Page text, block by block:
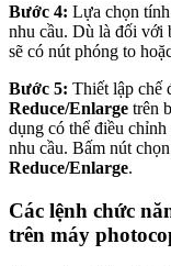
Bước 4: Lựa chọn
nhu cầu. Dù là đối với
sẽ có nút phóng to
Bước 5: Thiết lập chế
Reduce/Enlarge trên
dụng có thể điều
nhu cầu. Bấm nút
Reduce/Enlarge.
Các lệnh chức
trên máy